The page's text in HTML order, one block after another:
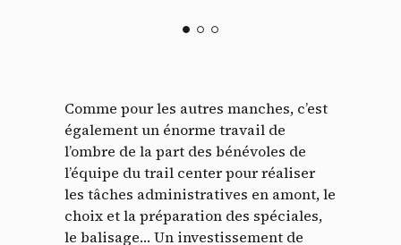
Comme pour les autres manches, c’est
également un énorme travail de
l’ombre de la part des bénévoles de
l’équipe du trail center pour réaliser
les tâches administratives en amont, le
choix et la préparation des spéciales,
le balisage… Un investissement de